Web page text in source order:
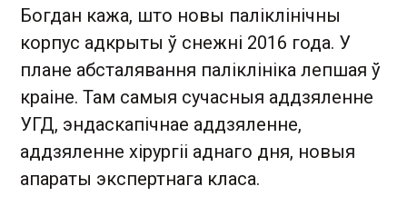
Богдан кажа, што новы паліклінічны
корпус адкрыты ў снежні 2016 года. У
плане абсталявання паліклініка лепшая ў
краіне. Там самыя сучасныя аддзяленне
УГД, эндаскапічнае аддзяленне,
аддзяленне хірургіі аднаго дня, новыя
апараты экспертнага класа.